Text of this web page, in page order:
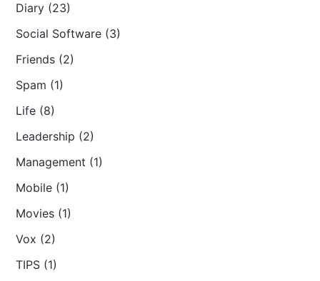
Diary (23)
Social Software (3)
Friends (2)
Spam (1)
Life (8)
Leadership (2)
Management (1)
Mobile (1)
Movies (1)
Vox (2)
TIPS (1)